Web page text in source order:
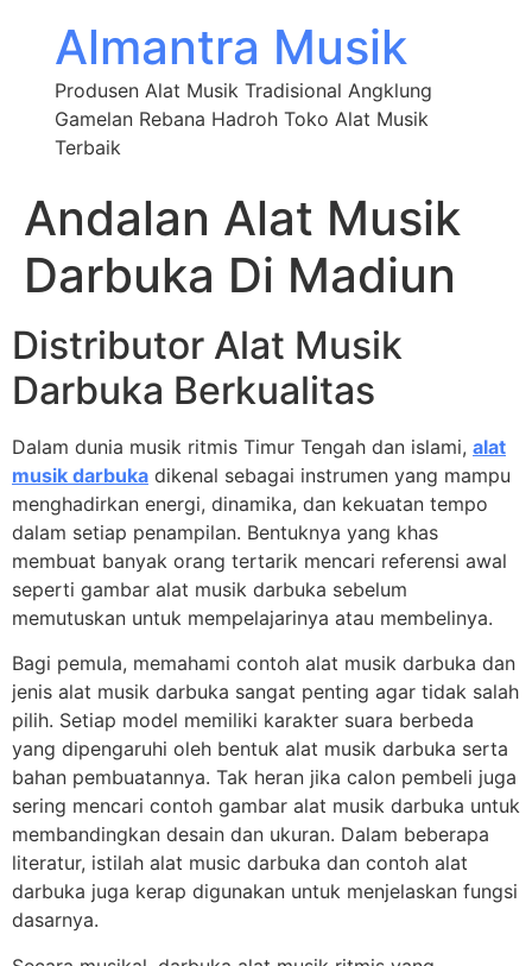
Almantra Musik
Produsen Alat Musik Tradisional Angklung
Gamelan Rebana Hadroh Toko Alat Musik
Terbaik
Andalan Alat Musik
Darbuka Di Madiun
Distributor Alat Musik
Darbuka Berkualitas
Dalam dunia musik ritmis Timur Tengah dan islami, alat
musik darbuka dikenal sebagai instrumen yang mampu
menghadirkan energi, dinamika, dan kekuatan tempo
dalam setiap penampilan. Bentuknya yang khas
membuat banyak orang tertarik mencari referensi awal
seperti gambar alat musik darbuka sebelum
memutuskan untuk mempelajarinya atau membelinya.
Bagi pemula, memahami contoh alat musik darbuka dan
jenis alat musik darbuka sangat penting agar tidak salah
pilih. Setiap model memiliki karakter suara berbeda
yang dipengaruhi oleh bentuk alat musik darbuka serta
bahan pembuatannya. Tak heran jika calon pembeli juga
sering mencari contoh gambar alat musik darbuka untuk
membandingkan desain dan ukuran. Dalam beberapa
literatur, istilah alat music darbuka dan contoh alat
darbuka juga kerap digunakan untuk menjelaskan fungsi
dasarnya.